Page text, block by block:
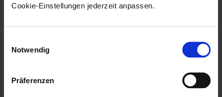
Cookie-Einstellungen jederzeit anpassen.
Notwendig
Präferenzen
und angezeigt werden.
einer Objektdefinition.